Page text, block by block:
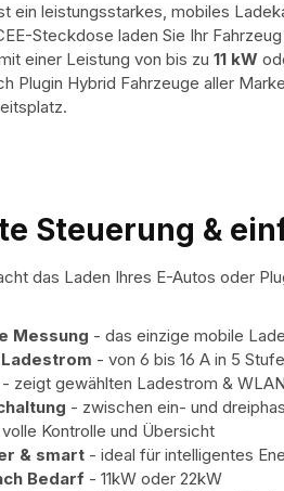
ein leistungsstarkes, mobiles
Steckdose laden Sie Ihr
einer Leistung von bis zu 11 kW
Plugin Hybrid Fahrzeuge aller
Steuerung &
das Laden Ihres E-Autos oder
Messung - das einzige mobile
- von 6 bis 16 A in 5
- zeigt gewählten Ladestrom &
- zwischen ein- und
Kontrolle und Übersicht
& smart - ideal für intelligentes
Bedarf - 11kW oder 22kW